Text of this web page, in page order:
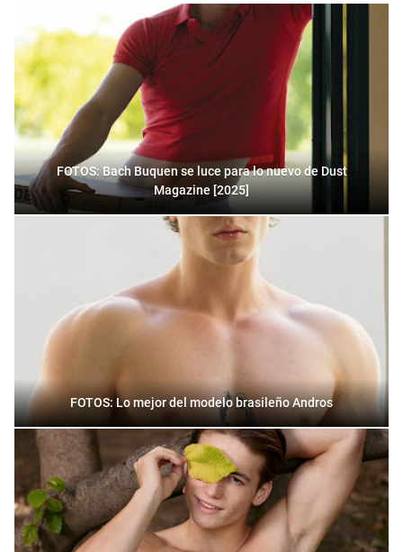
FOTOS: Bach Buquen se luce para lo nuevo de Dust
Magazine [2025]
FOTOS: Lo mejor del modelo brasileño Andros